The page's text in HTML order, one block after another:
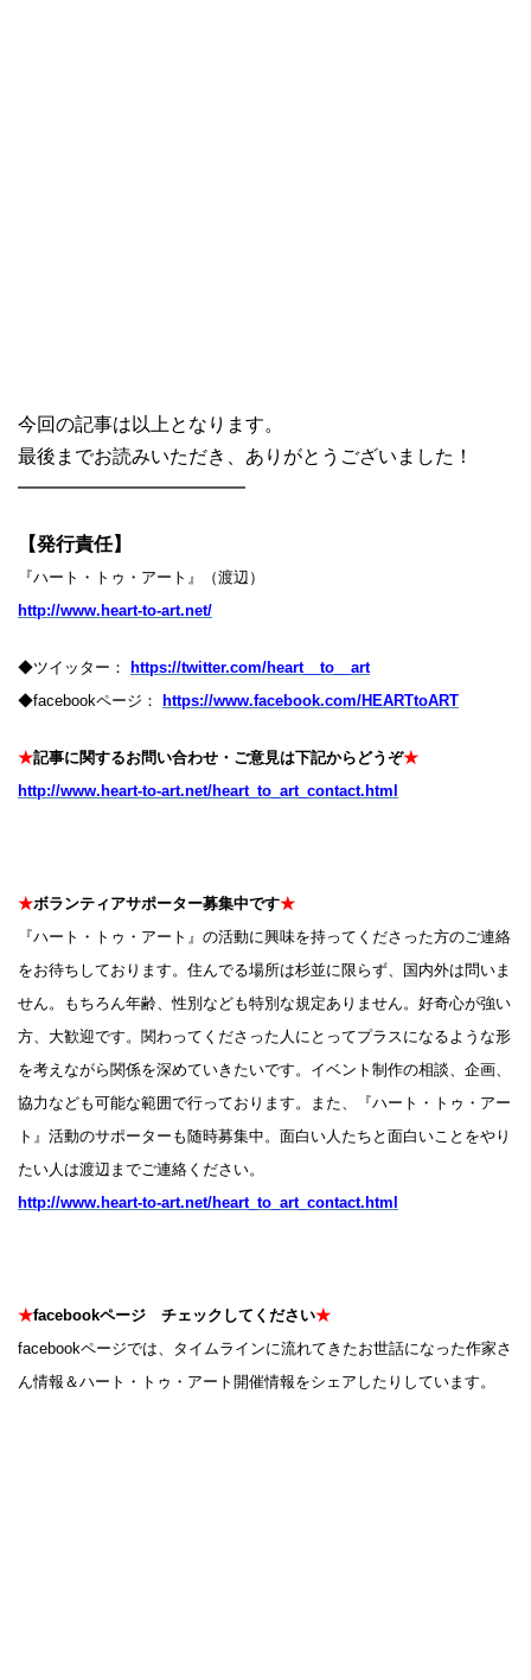
今回の記事は以上となります。
最後までお読みいただき、ありがとうございました！
━━━━━━━━━━━━
【発行責任】
『ハート・トゥ・アート』（渡辺）
http://www.heart-to-art.net/
◆ツイッター： https://twitter.com/heart__to__art
◆facebookページ： https://www.facebook.com/HEARTtoART
★記事に関するお問い合わせ・ご意見は下記からどうぞ★
http://www.heart-to-art.net/heart_to_art_contact.html
★ボランティアサポーター募集中です★
『ハート・トゥ・アート』の活動に興味を持ってくださった方のご連絡
をお待ちしております。住んでる場所は杉並に限らず、国内外は問いま
せん。もちろん年齢、性別なども特別な規定ありません。好奇心が強い
方、大歓迎です。関わってくださった人にとってプラスになるような形
を考えながら関係を深めていきたいです。イベント制作の相談、企画、
協力なども可能な範囲で行っております。また、『ハート・トゥ・アー
ト』活動のサポーターも随時募集中。面白い人たちと面白いことをやり
たい人は渡辺までご連絡ください。
http://www.heart-to-art.net/heart_to_art_contact.html
★facebookページ チェックしてください★
facebookページでは、タイムラインに流れてきたお世話になった作家さ
ん情報＆ハート・トゥ・アート開催情報をシェアしたりしています。